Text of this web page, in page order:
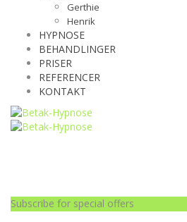
Gerthie
Henrik
HYPNOSE
BEHANDLINGER
PRISER
REFERENCER
KONTAKT
Subscribe for special offers